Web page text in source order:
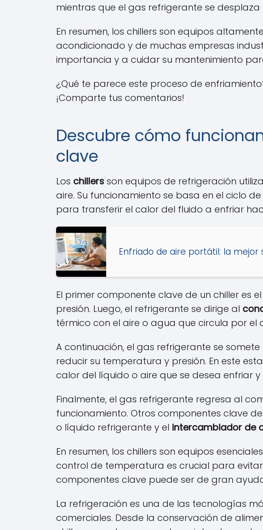
mientras que el gas refrigerante se
En resumen, los chillers son equipos
acondicionado y de muchas empresas
importancia y a cuidar su mantenimiento
¿Qué te parece este proceso de
¡Comparte tus comentarios!
Descubre cómo
clave
Los chillers son equipos de refrigeración
aire. Su funcionamiento se basa en el ciclo
para transferir el calor del fluido a enfriar
Enfriado de aire portátil: la mejor
El primer componente clave de un chiller es el
presión. Luego, el refrigerante se dirige al
térmico con el aire o agua que circula por el
A continuación, el gas refrigerante se somete
reducir su temperatura y presión. En este
calor del líquido o aire que se desea enfriar
Finalmente, el gas refrigerante regresa al
funcionamiento. Otros componentes clave
o líquido refrigerante y el intercambiador de
En resumen, los chillers son equipos
control de temperatura es crucial para
componentes clave puede ser de gran
La refrigeración es una de las tecnologías
comerciales. Desde la conservación de